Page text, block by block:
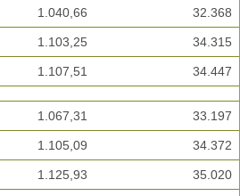
1.040,66 32.368
1.103,25 34.315
1.107,51 34.447
1.067,31 33.197
1.105,09 34.372
1.125,93 35.020